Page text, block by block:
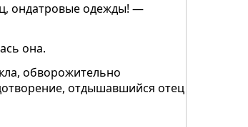
ондатровые одежды! —
она.
обворожительно
отдышавшийся отец